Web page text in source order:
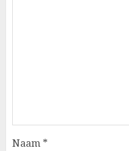
Naam *